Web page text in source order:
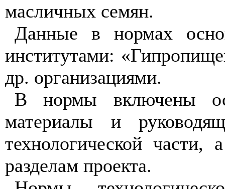
масличных семян.
Данные в нормах
институтами:
др. организациями.
В нормы включены
материалы и
технологической
разделам проекта.